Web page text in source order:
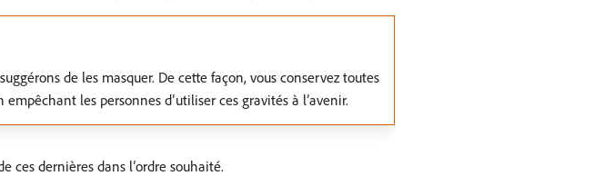
de les masquer. De cette façon, vous conservez toutes
les personnes d’utiliser ces gravités à l’avenir.
ces dernières dans l’ordre souhaité.